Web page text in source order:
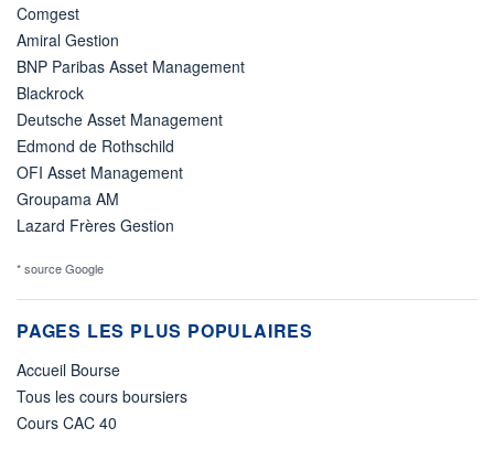
Comgest
Amiral Gestion
BNP Paribas Asset Management
Blackrock
Deutsche Asset Management
Edmond de Rothschild
OFI Asset Management
Groupama AM
Lazard Frères Gestion
* source Google
PAGES LES PLUS POPULAIRES
Accueil Bourse
Tous les cours boursiers
Cours CAC 40